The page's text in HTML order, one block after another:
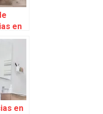
en
en